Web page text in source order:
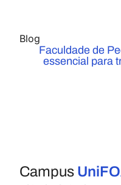
Blog
Faculdade de
essencial para
Campus